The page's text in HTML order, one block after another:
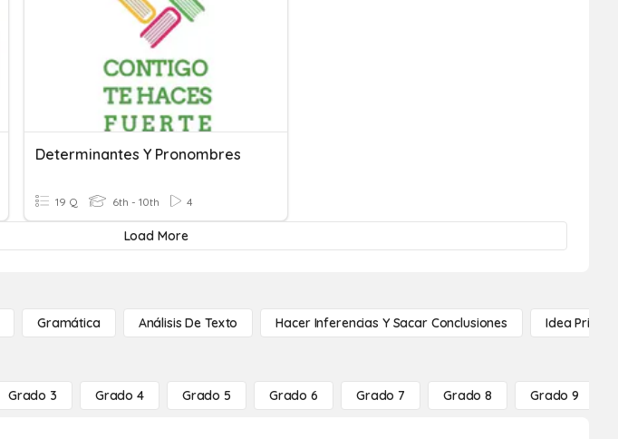
Determinantes Y Pronombres
19 Q 6th - 10th 4
Load More
Gramática Análisis De Texto Hacer Inferencias Y Sacar Conclusiones Idea
Grado 3 Grado 4 Grado 5 Grado 6 Grado 7 Grado 8 Grado 9